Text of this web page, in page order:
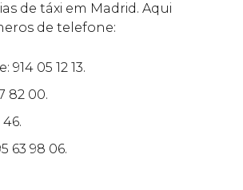
de táxi em Madrid. Aqui
de telefone:
05 12 13.
82 00.
63 98 06.